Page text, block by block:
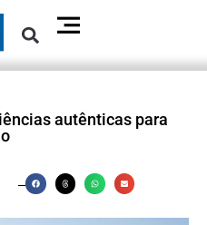
autênticas para